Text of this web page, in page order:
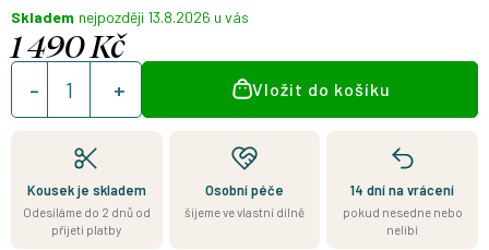
Skladem 13.8.2026
1 490 Kč
Měrná
cena:
Vložit do košíku
Kousek je skladem
Odesíláme do 2 dnů od
přijetí platby
Osobní péče
šijeme ve vlastní dílně
14 dní na vrácení
pokud nesedne nebo
nelíbí